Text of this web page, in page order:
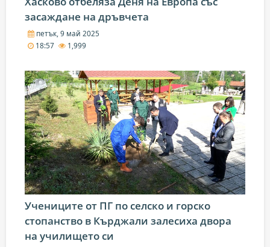
засаждане на дръвчета
петък, 9 май 2025
18:57
1,999
Учениците от ПГ по селско и горско
стопанство в Кърджали залесиха двора
на училището си